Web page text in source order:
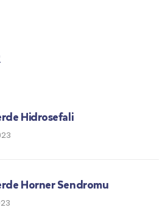
Hidrosefali
Horner Sendromu